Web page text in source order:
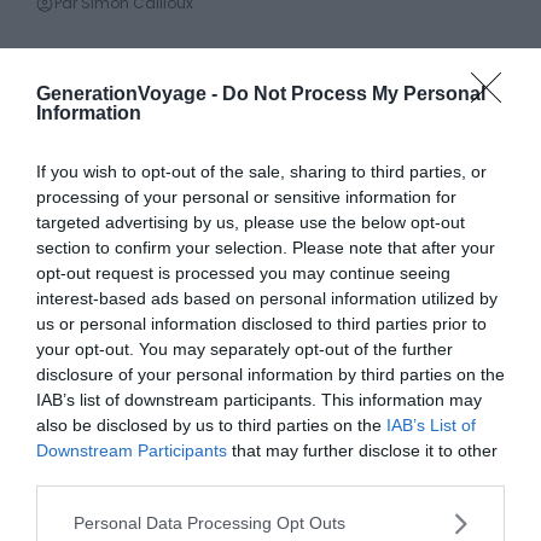
GenerationVoyage - Do Not Process My Personal
Information
If you wish to opt-out of the sale, sharing to third parties, or
processing of your personal or sensitive information for
targeted advertising by us, please use the below opt-out
section to confirm your selection. Please note that after your
opt-out request is processed you may continue seeing
interest-based ads based on personal information utilized by
us or personal information disclosed to third parties prior to
your opt-out. You may separately opt-out of the further
disclosure of your personal information by third parties on the
IAB’s list of downstream participants. This information may
also be disclosed by us to third parties on the IAB’s List of
Downstream Participants that may further disclose it to other
Personal Data Processing Opt Outs
Location de camping-car
région de Périgueux ?
Location de camping-car
Comment et où louer un Camping-Car dans la
région de Nîmes ?
Le 26 avril 2025
Par Simon Cailloux
Location de camping-car
Comment et où louer un Camping-Car dans la
région de Mont-de-Marsan ?
Le 2 mai 2025
Par Simon Cailloux
Comment et où louer un Camping-Car dans la